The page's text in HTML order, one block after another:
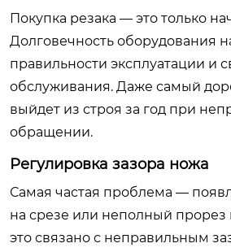
Покупка резака — это только
Долговечность оборудования
правильности эксплуатации и
обслуживания. Даже самый
выйдет из строя за год при
обращении.
Регулировка зазора ножа
Самая частая проблема —
на срезе или неполный прорез
это связано с неправильным